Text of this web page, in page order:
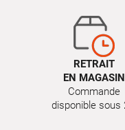
RETRAIT
EN MAGASIN
Commande
disponible sous